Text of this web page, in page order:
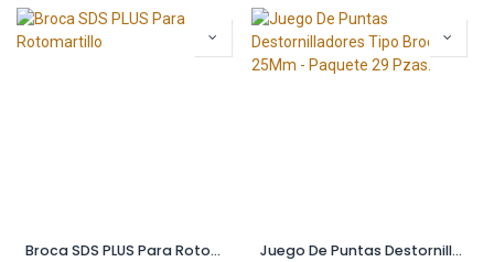
Broca SDS PLUS Para Rotomartillo Juego De Puntas Destornilladores Tipo Broca - 25Mm - Paquete 29 Pzas.